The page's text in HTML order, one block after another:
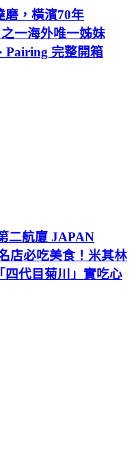
磨，橫濱70年
一海外唯一姊妹
Pairing 完整開箱
二航廈 JAPAN
店必吃美食！米其林
四代目菊川」實吃心